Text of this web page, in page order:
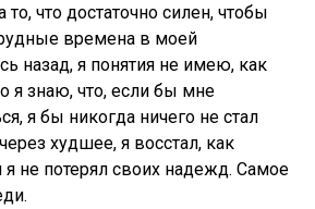
что достаточно силен, чтобы
времена в моей
назад, я понятия не имею, как
я знаю, что, если бы мне
я бы никогда ничего не стал
худшее, я восстал, как
я не потерял своих надежд. Самое